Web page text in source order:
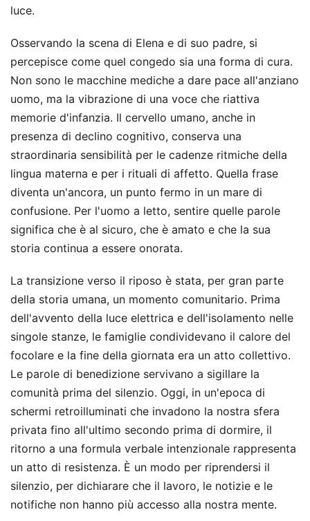
luce.
Osservando la scena di Elena e di suo padre, si
percepisce come quel congedo sia una forma di cura.
Non sono le macchine mediche a dare pace all'anziano
uomo, ma la vibrazione di una voce che riattiva
memorie d'infanzia. Il cervello umano, anche in
presenza di declino cognitivo, conserva una
straordinaria sensibilità per le cadenze ritmiche della
lingua materna e per i rituali di affetto. Quella frase
diventa un'ancora, un punto fermo in un mare di
confusione. Per l'uomo a letto, sentire quelle parole
significa che è al sicuro, che è amato e che la sua
storia continua a essere onorata.
La transizione verso il riposo è stata, per gran parte
della storia umana, un momento comunitario. Prima
dell'avvento della luce elettrica e dell'isolamento nelle
singole stanze, le famiglie condividevano il calore del
focolare e la fine della giornata era un atto collettivo.
Le parole di benedizione servivano a sigillare la
comunità prima del silenzio. Oggi, in un'epoca di
schermi retroilluminati che invadono la nostra sfera
privata fino all'ultimo secondo prima di dormire, il
ritorno a una formula verbale intenzionale rappresenta
un atto di resistenza. È un modo per riprendersi il
silenzio, per dichiarare che il lavoro, le notizie e le
notifiche non hanno più accesso alla nostra mente.